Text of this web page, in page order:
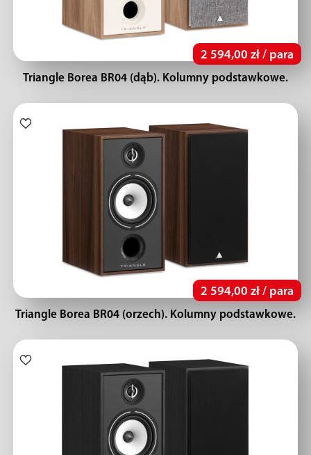
2 594,00 zł / para
Triangle Borea BR04 (dąb). Kolumny podstawkowe.
2 594,00 zł / para
Triangle Borea BR04 (orzech). Kolumny podstawkowe.